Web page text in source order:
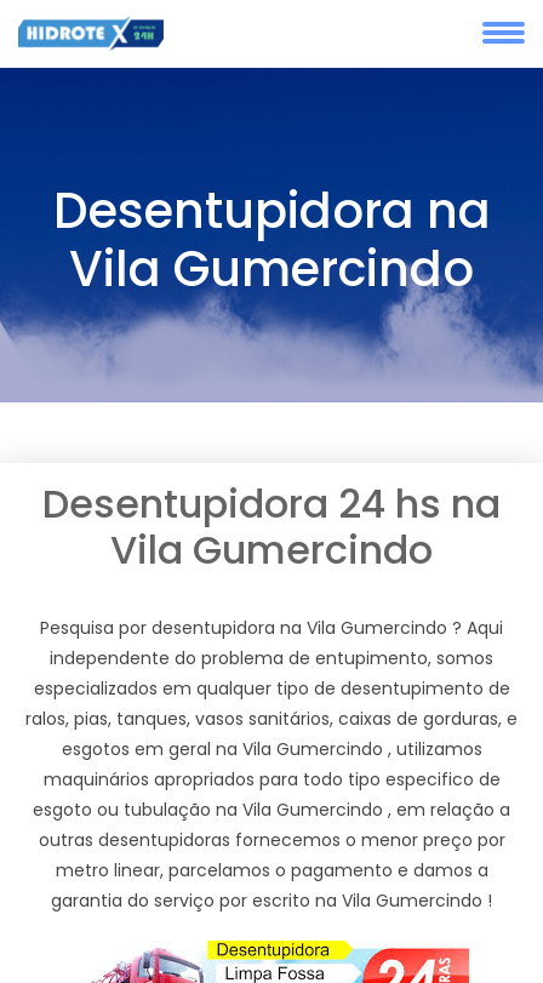
Desentupidora na
Vila Gumercindo
Desentupidora 24 hs na
Vila Gumercindo
Pesquisa por desentupidora na Vila Gumercindo ? Aqui
independente do problema de entupimento, somos
especializados em qualquer tipo de desentupimento de
ralos, pias, tanques, vasos sanitários, caixas de gorduras, e
esgotos em geral na Vila Gumercindo , utilizamos
maquinários apropriados para todo tipo especifico de
esgoto ou tubulação na Vila Gumercindo , em relação a
outras desentupidoras fornecemos o menor preço por
metro linear, parcelamos o pagamento e damos a
garantia do serviço por escrito na Vila Gumercindo !